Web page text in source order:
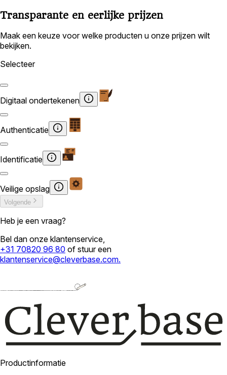
Transparante en eerlijke prijzen
Maak een keuze voor welke producten u onze prijzen wilt
bekijken.
Selecteer
Digitaal ondertekenen
Authenticatie
Identificatie
Veilige opslag
Volgende
Heb je een vraag?
Bel dan onze klantenservice,
+31 70820 96 80 of stuur een
klantenservice@cleverbase.com.
Productinformatie